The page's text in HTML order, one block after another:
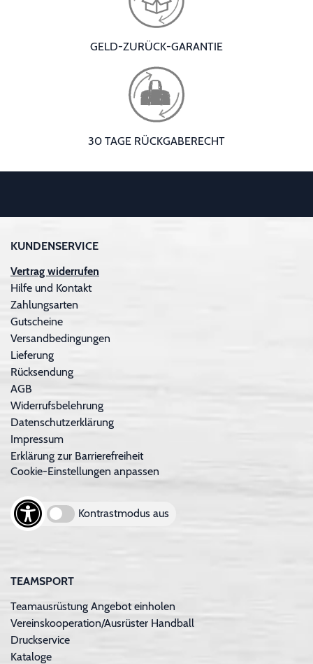
GELD-ZURÜCK-GARANTIE
30 TAGE RÜCKGABERECHT
KUNDENSERVICE
Vertrag widerrufen
Hilfe und Kontakt
Zahlungsarten
Gutscheine
Versandbedingungen
Lieferung
Rücksendung
AGB
Widerrufsbelehrung
Datenschutzerklärung
Impressum
Erklärung zur Barrierefreiheit
Cookie-Einstellungen anpassen
Kontrastmodus aus
TEAMSPORT
Teamausrüstung Angebot einholen
Vereinskooperation/Ausrüster Handball
Druckservice
Kataloge